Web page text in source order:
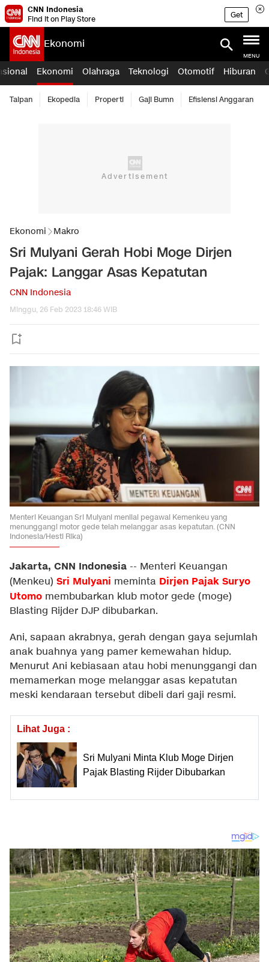
CNN Indonesia
Find it on Play Store
Get
Ekonomi
MENU
Ekonomi Olahraga Teknologi Otomotif Hiburan
Taipan Ekopedia Properti Gaji Bumn Efisiensi Anggaran
Ekonomi Makro
Sri Mulyani Gerah Hobi Moge Dirjen
Pajak: Langgar Asas Kepatutan
CNN Indonesia
Minggu, 26 Feb 2023 18:46 WIB
Menteri Keuangan Sri Mulyani menilai pegawai Kemenkeu yang
menunggangi motor gede telah melanggar asas kepatutan. (CNN
Indonesia/Hesti Rika)
Jakarta, CNN Indonesia -- Menteri Keuangan
(Menkeu) Sri Mulyani meminta Dirjen Pajak Suryo
Utomo membubarkan klub motor gede (moge)
Blasting Rijder DJP dibubarkan.
Ani, sapaan akrabnya, gerah dengan gaya sejumlah
anak buahnya yang pamer kemewahan hidup.
Menurut Ani kebiasaan atau hobi menunggangi dan
memamerkan moge melanggar asas kepatutan
meski kendaraan tersebut dibeli dari gaji resmi.
Lihat Juga :
Sri Mulyani Minta Klub Moge Dirjen
Pajak Blasting Rijder Dibubarkan